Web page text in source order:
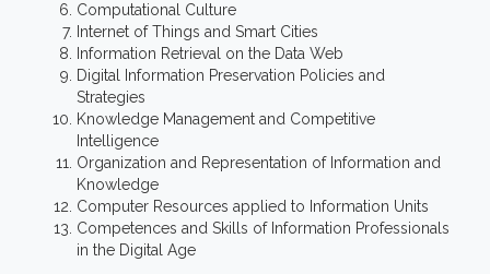
Computational Culture
Internet of Things and Smart Cities
Information Retrieval on the Data Web
Digital Information Preservation Policies and
Strategies
Knowledge Management and Competitive
Intelligence
Organization and Representation of Information and
Knowledge
Computer Resources applied to Information Units
Competences and Skills of Information Professionals
in the Digital Age